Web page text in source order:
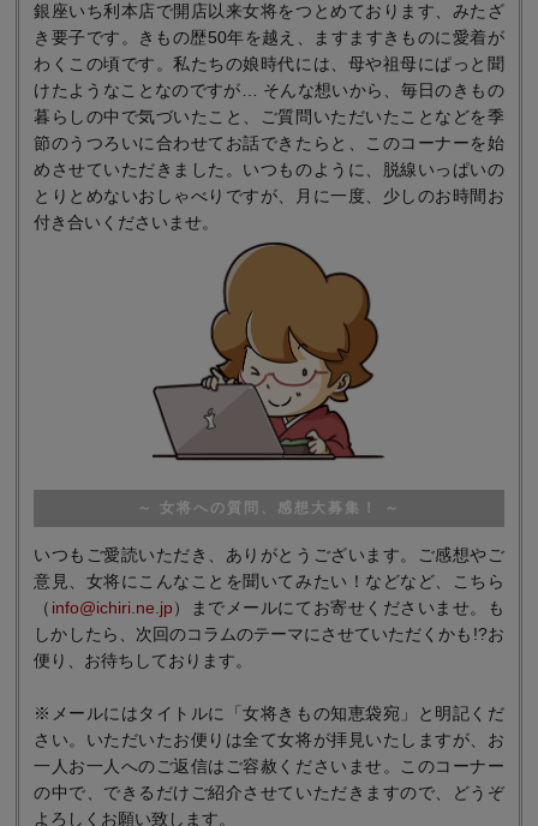
銀座いち利本店で開店以来女将をつとめております、みたざ
き要子です。きもの歴50年を越え、ますますきものに愛着が
わくこの頃です。私たちの娘時代には、母や祖母にぱっと聞
けたようなことなのですが… そんな想いから、毎日のきもの
暮らしの中で気づいたこと、ご質問いただいたことなどを季
節のうつろいに合わせてお話できたらと、このコーナーを始
めさせていただきました。いつものように、脱線いっぱいの
とりとめないおしゃべりですが、月に一度、少しのお時間お
付き合いくださいませ。
～ 女将への質問、感想大募集！ ～
いつもご愛読いただき、ありがとうございます。ご感想やご
意見、女将にこんなことを聞いてみたい！などなど、こちら
（ info@ichiri.ne.jp）までメールにてお寄せくださいませ。も
しかしたら、次回のコラムのテーマにさせていただくかも!?お
便り、お待ちしております。
※メールにはタイトルに「女将きもの知恵袋宛」と明記くだ
さい。いただいたお便りは全て女将が拝見いたしますが、お
一人お一人へのご返信はご容赦くださいませ。このコーナー
の中で、できるだけご紹介させていただきますので、どうぞ
よろしくお願い致します。